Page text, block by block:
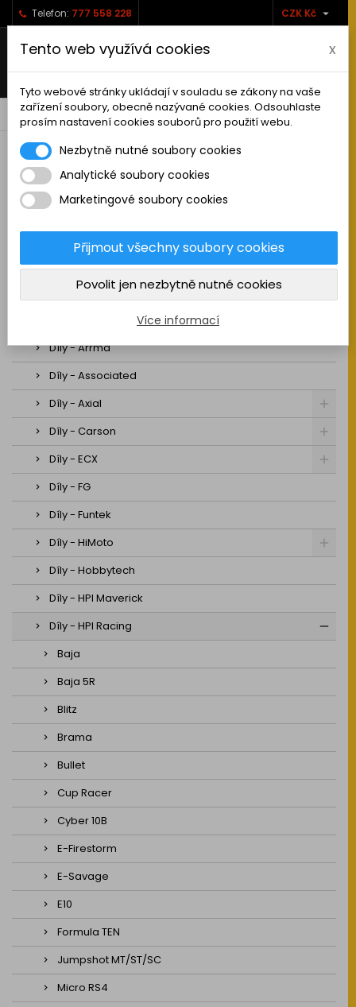
Telefon: 777 558 228 CZK Kč 
   shopping_cart0
RC AUTA
Sestavená auta elektro
Stavebnice aut elektro
Auta na spalovací motor
Náhradní díly
Díly - Arrma
Díly - Associated
Díly - Axial
Díly - Carson
Díly - ECX
Díly - FG
Díly - Funtek
Díly - HiMoto
Díly - Hobbytech
Díly - HPI Maverick
Díly - HPI Racing
Baja
Baja 5R
Blitz
Brama
Bullet
Cup Racer
Cyber 10B
E-Firestorm
E-Savage
E10
Formula TEN
Jumpshot MT/ST/SC
Micro RS4
Tento web využívá cookies x
Tyto webové stránky ukládají v souladu se zákony na vaše
zařízení soubory, obecně nazývané cookies. Odsouhlaste
prosím nastavení cookies souborů pro použití webu.
Nezbytně nutné soubory cookies
Analytické soubory cookies
Marketingové soubory cookies
Přijmout všechny soubory cookies
Povolit jen nezbytně nutné cookies
Více informací